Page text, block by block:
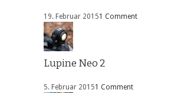
19. Februar 20151 Comment
Lupine Neo 2
5. Februar 20151 Comment